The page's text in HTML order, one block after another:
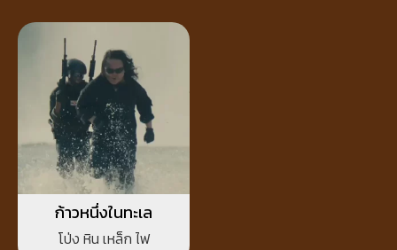
ก้าวหนึ่งในทะเล
โป่ง หิน เหล็ก ไฟ